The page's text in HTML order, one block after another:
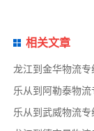
相关文章
龙江到金华物流
乐从到武威物流